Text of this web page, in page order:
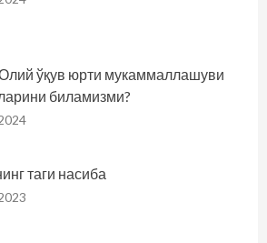
ўқув юрти мукаммаллашуви
биламизми?
таги насиба